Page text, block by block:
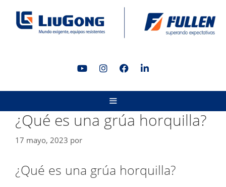
contenido
¿Qué es una grúa horquilla?
17 mayo, 2023 por
¿Qué es una grúa horquilla?